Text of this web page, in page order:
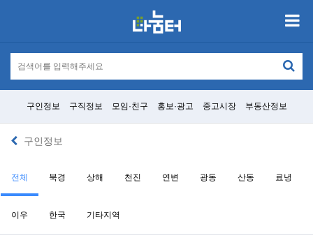
구인정보 구직정보 모임·친구 홍보·광고 중고시장 부동산정보
구인정보
전체 북경 상해 천진 연변 광동 산동 료녕
이우 한국 기타지역